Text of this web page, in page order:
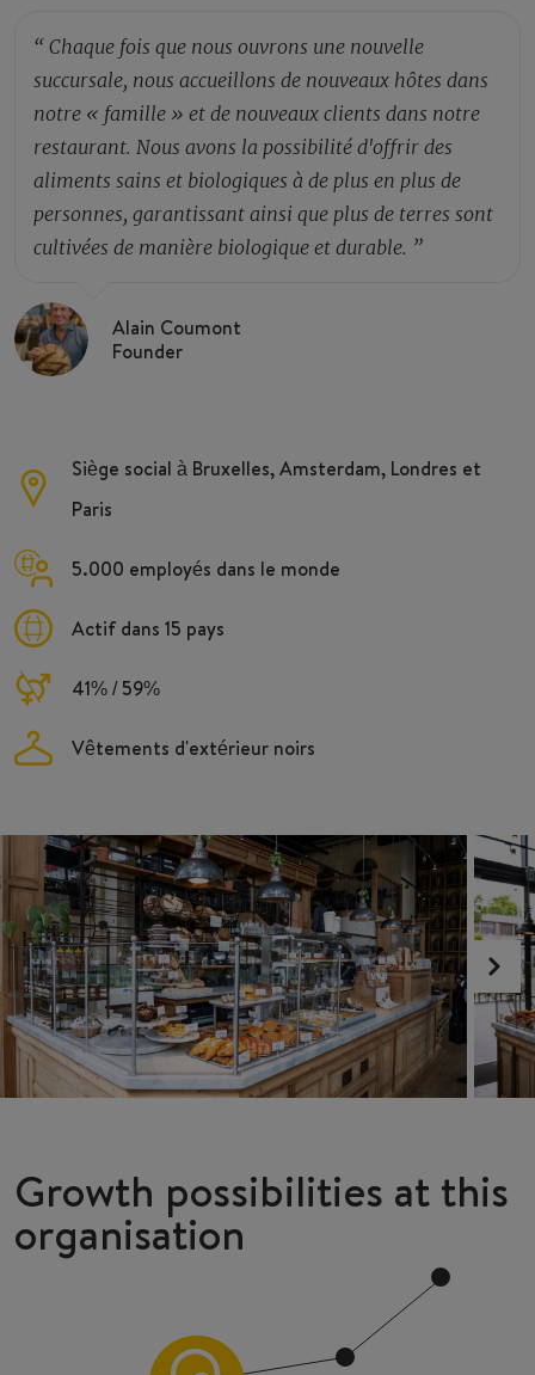
“ Chaque fois que nous ouvrons une nouvelle
succursale, nous accueillons de nouveaux hôtes dans
notre « famille » et de nouveaux clients dans notre
restaurant. Nous avons la possibilité d'offrir des
aliments sains et biologiques à de plus en plus de
personnes, garantissant ainsi que plus de terres sont
cultivées de manière biologique et durable. ”
Alain Coumont
Founder
Siège social à Bruxelles, Amsterdam, Londres et
Paris
5.000 employés dans le monde
Actif dans 15 pays
41% / 59%
Vêtements d'extérieur noirs
Growth possibilities at this
organisation